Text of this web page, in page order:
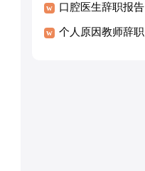
口腔医生辞职报告
个人原因教师辞职